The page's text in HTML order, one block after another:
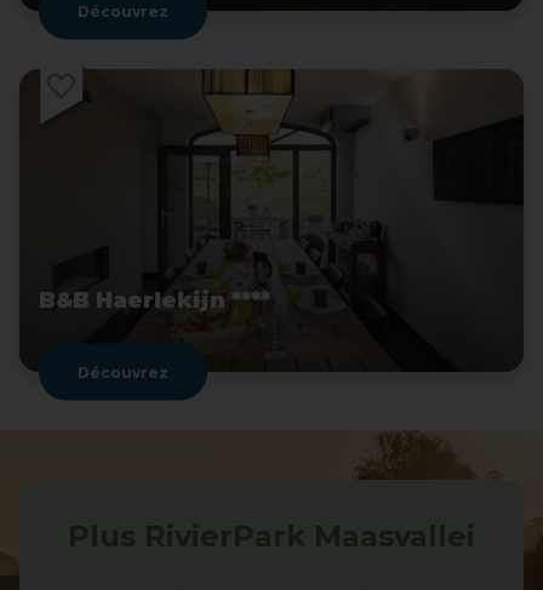
Découvrez
B&B Haerlekijn ****
Découvrez
Plus RivierPark Maasvallei